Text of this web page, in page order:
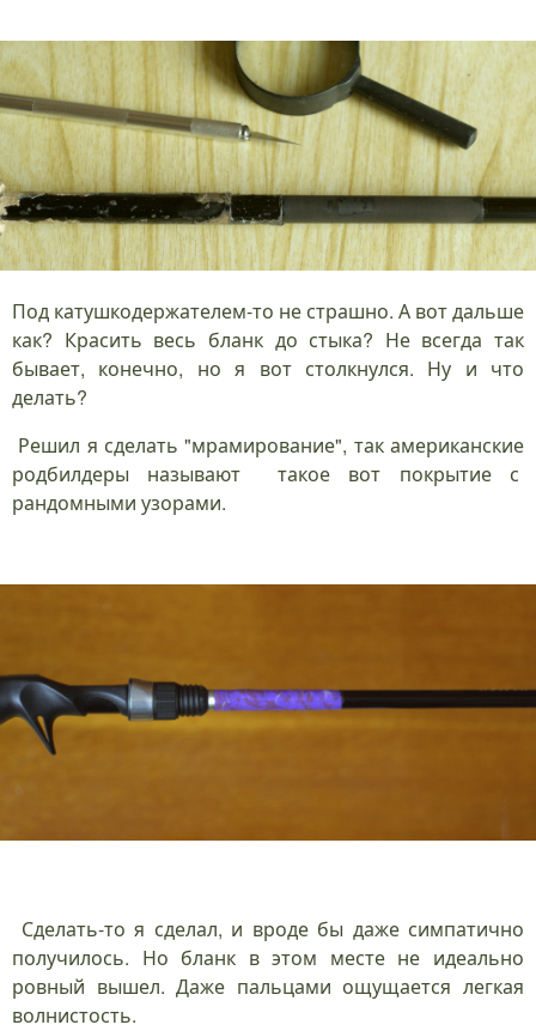
Под катушкодержателем-то не страшно. А вот дальше
как? Красить весь бланк до стыка? Не всегда так
бывает, конечно, но я вот столкнулся. Ну и что
делать?
Решил я сделать "мрамирование", так американские
родбилдеры называют такое вот покрытие с
рандомными узорами.
Сделать-то я сделал, и вроде бы даже симпатично
получилось. Но бланк в этом месте не идеально
ровный вышел. Даже пальцами ощущается легкая
волнистость.